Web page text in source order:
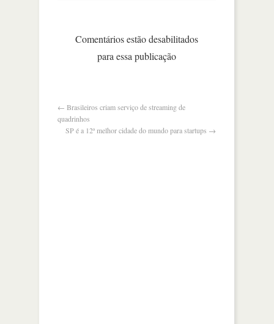
Comentários estão desabilitados
para essa publicação
← Brasileiros criam serviço de streaming de
quadrinhos
SP é a 12ª melhor cidade do mundo para startups →